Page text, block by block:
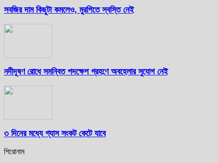
সবজির দাম কিছুটা কমলেও, মুরগিতে স্বস্তি নেই
নদীদূষণ রোধে সমন্বিত পদক্ষেপ গ্রহণে অবহেলার সুযোগ নেই
৩ দিনের মধ্যে গ্যাস সংকট কেটে যাবে
শিরোনাম